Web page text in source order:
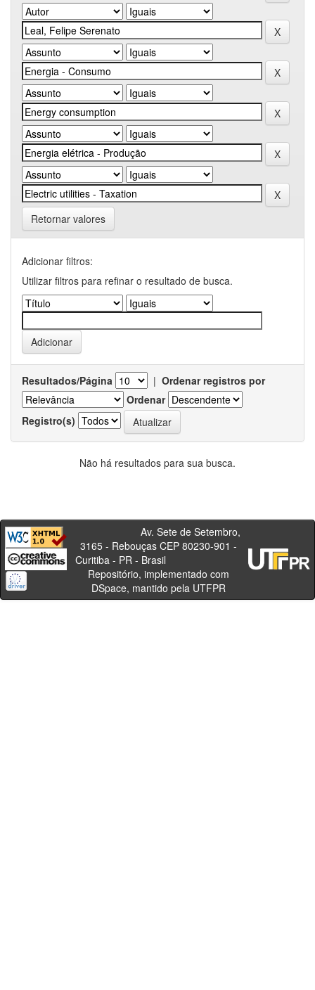
Retornar valores
Adicionar filtros:
Utilizar filtros para refinar o resultado de busca.
Resultados/Página | Ordenar registros por
Ordenar
Registro(s)
Não há resultados para sua busca.
Av. Sete de Setembro,
3165 - Rebouças CEP 80230-901 -
Curitiba - PR - Brasil
Repositório, implementado com
DSpace, mantido pela UTFPR